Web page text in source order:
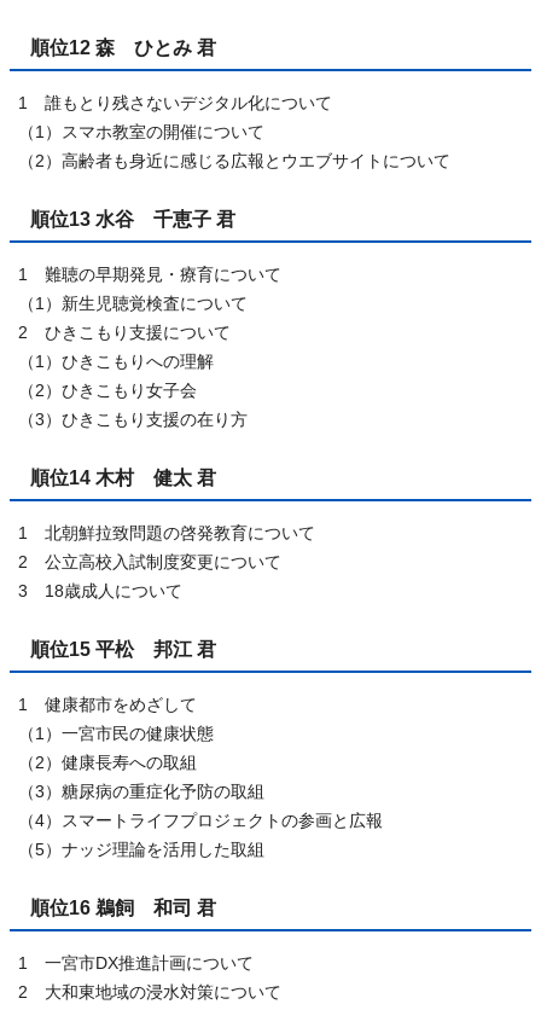
順位12 森 ひとみ 君
1 誰もとり残さないデジタル化について
（1）スマホ教室の開催について
（2）高齢者も身近に感じる広報とウエブサイトについて
順位13 水谷 千恵子 君
1 難聴の早期発見・療育について
（1）新生児聴覚検査について
2 ひきこもり支援について
（1）ひきこもりへの理解
（2）ひきこもり女子会
（3）ひきこもり支援の在り方
順位14 木村 健太 君
1 北朝鮮拉致問題の啓発教育について
2 公立高校入試制度変更について
3 18歳成人について
順位15 平松 邦江 君
1 健康都市をめざして
（1）一宮市民の健康状態
（2）健康長寿への取組
（3）糖尿病の重症化予防の取組
（4）スマートライフプロジェクトの参画と広報
（5）ナッジ理論を活用した取組
順位16 鵜飼 和司 君
1 一宮市DX推進計画について
2 大和東地域の浸水対策について